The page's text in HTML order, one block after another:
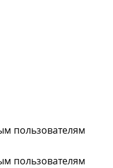
пользователям
пользователям